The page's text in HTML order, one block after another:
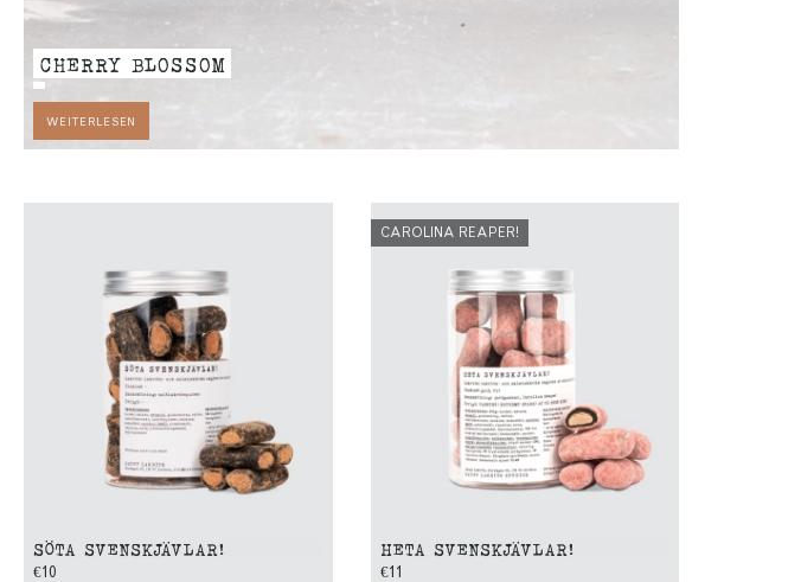
CHERRY BLOSSOM
WEITERLESEN
SÖTA SVENSKJÄVLAR!
€10
CAROLINA REAPER!
HETA SVENSKJÄVLAR!
€11